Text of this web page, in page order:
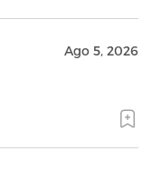
Ago 5, 2026